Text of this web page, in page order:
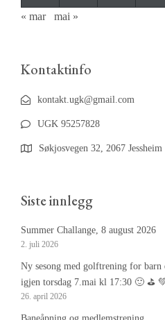
« mar mai »
Kontaktinfo
kontakt.ugk@gmail.com
UGK 95257828
Søkjosvegen 32, 2067 Jessheim
Siste innlegg
Summer Challange, 8 august 2026
2. juli 2026
Ny sesong med golftrening for
igjen torsdag 7.mai kl 17:30 🙂 ⛳️
26. april 2026